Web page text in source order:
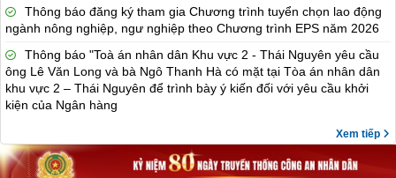
Thông báo đăng ký tham gia Chương trình tuyển chọn lao động
ngành nông nghiệp, ngư nghiệp theo Chương trình EPS năm 2026
Thông báo "Toà án nhân dân Khu vực 2 - Thái Nguyên yêu cầu
ông Lê Văn Long và bà Ngô Thanh Hà có mặt tại Tòa án nhân dân
khu vực 2 – Thái Nguyên để trình bày ý kiến đối với yêu cầu khởi
kiện của Ngân hàng
Xem tiếp